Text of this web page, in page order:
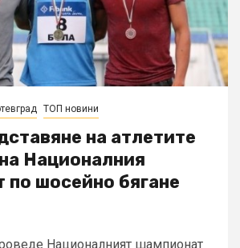
ТОП новини
на атлетите
Националния
по шосейно бягане
Националният шампионат